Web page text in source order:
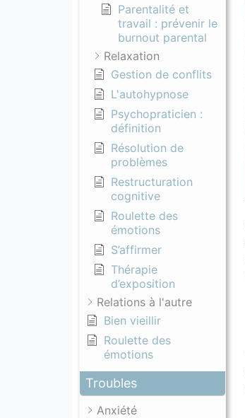
Parentalité et
travail : prévenir le
burnout parental
Relaxation
Gestion de conflits
L'autohypnose
Psychopraticien :
définition
Résolution de
problèmes
Restructuration
cognitive
Roulette des
émotions
S’affirmer
Thérapie
d’exposition
Relations à l'autre
Bien vieillir
Roulette des
émotions
Troubles
Anxiété